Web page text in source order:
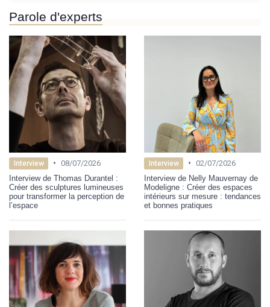
Parole d'experts
Interview • 08/07/2026
Interview de Thomas Durantel :
Créer des sculptures lumineuses
pour transformer la perception de
l’espace
Interview • 02/07/2026
Interview de Nelly Mauvernay de
Modeligne : Créer des espaces
intérieurs sur mesure : tendances
et bonnes pratiques